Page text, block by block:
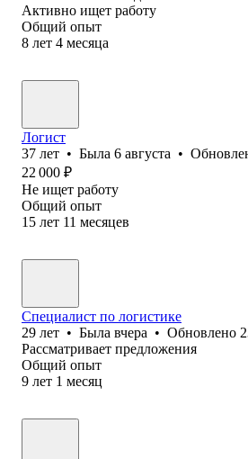
Активно ищет работу
Общий опыт
8 лет 4 месяца
Логист
37 лет • Была 6 августа •
22 000 ₽
Не ищет работу
Общий опыт
15 лет 11 месяцев
Специалист по логистике
29 лет • Была вчера • Обновлено
Рассматривает предложения
Общий опыт
9 лет 1 месяц